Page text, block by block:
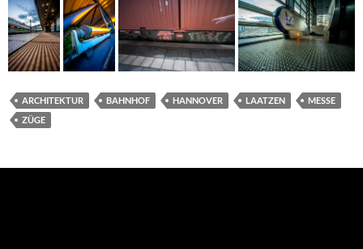
ARCHITEKTUR BAHNHOF HANNOVER LAATZEN
MESSE
ZÜGE